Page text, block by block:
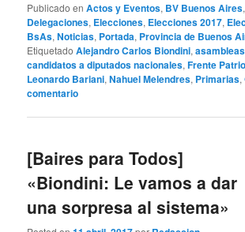
Publicado en Actos y Eventos, BV Buenos Aires,
Delegaciones, Elecciones, Elecciones 2017,
BsAs,Noticias, Portada, Provincia de Buenos
Etiquetado Alejandro Carlos Biondini,asambleas
candidatos a diputados nacionales,Frente
Leonardo Bariani,Nahuel Melendres, Primarias,
comentario
[Baires para Todos]
«Biondini: Le vamos a dar
una sorpresa al sistema»